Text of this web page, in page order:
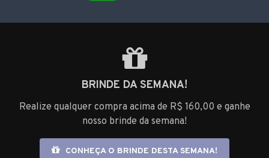
BRINDE DA SEMANA!
Realize qualquer compra acima de R$ 160,00 e ganhe
nosso brinde da semana!
CONHEÇA O BRINDE DESTA SEMANA!